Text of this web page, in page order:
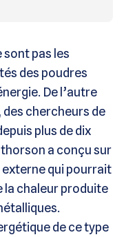
sont pas les
des poudres
De l’autre
des chercheurs de
plus de dix
a conçu sur
qui pourrait
la chaleur produite
de ce type